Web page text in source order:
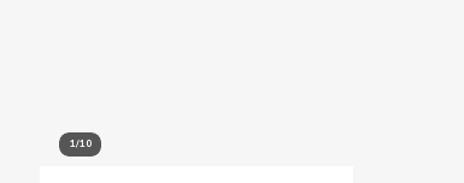
1/10